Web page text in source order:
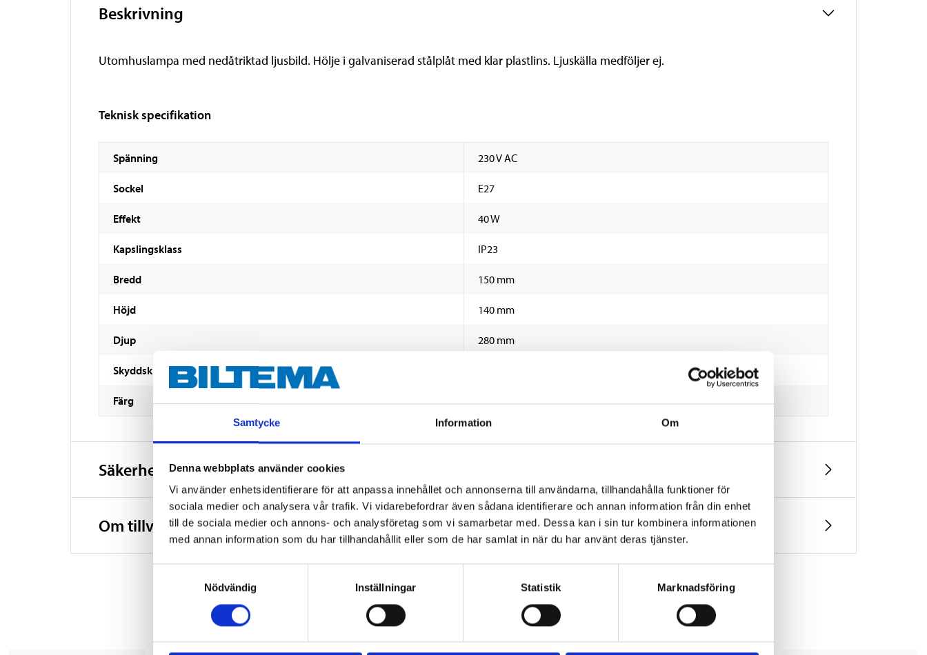
Samtycke Information Om
Denna webbplats använder cookies
Vi använder enhetsidentifierare för att anpassa innehållet och annonserna till användarna, tillhandahålla funktioner för
sociala medier och analysera vår trafik. Vi vidarebefordrar även sådana identifierare och annan information från din enhet
till de sociala medier och annons- och analysföretag som vi samarbetar med. Dessa kan i sin tur kombinera informationen
med annan information som du har tillhandahållit eller som de har samlat in när du har använt deras tjänster.
Nödvändig
Inställningar Statistik Marknadsföring
Beskrivning
Utomhuslampa med nedåtriktad ljusbild. Hölje i galvaniserad stålplåt med klar plastlins. Ljuskälla medföljer ej.
Teknisk specifikation
Spänning 230 V AC
Sockel E27
Effekt 40 W
Kapslingsklass IP23
Bredd 150 mm
Höjd 140 mm
Djup 280 mm
Skyddsklass
Färg Svart
Säkerhetsinformation och övriga dokument
Om tillverkaren
Andra kunder köpte också